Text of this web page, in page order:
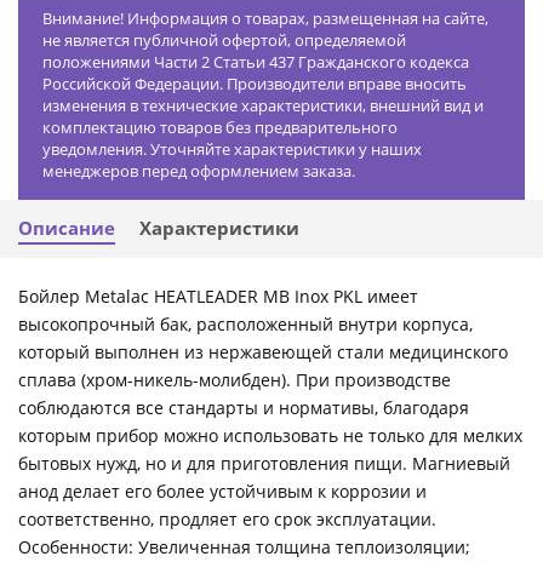
Внимание! Информация о товарах, размещенная на сайте,
не является публичной офертой, определяемой
положениями Части 2 Статьи 437 Гражданского кодекса
Российской Федерации. Производители вправе вносить
изменения в технические характеристики, внешний вид и
комплектацию товаров без предварительного
уведомления. Уточняйте характеристики у наших
менеджеров перед оформлением заказа.
Описание Характеристики
Бойлер Metalac HEATLEADER MB Inox PKL имеет
высокопрочный бак, расположенный внутри корпуса,
который выполнен из нержавеющей стали медицинского
сплава (хром-никель-молибден). При производстве
соблюдаются все стандарты и нормативы, благодаря
которым прибор можно использовать не только для мелких
бытовых нужд, но и для приготовления пищи. Магниевый
анод делает его более устойчивым к коррозии и
соответственно, продляет его срок эксплуатации.
Особенности: Увеличенная толщина теплоизоляции;